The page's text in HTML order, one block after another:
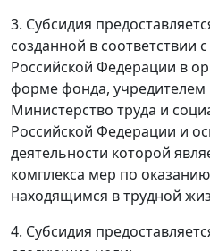
3. Субсидия
созданной в соответствии
Российской Федерации в
форме фонда, учредителем
Министерство труда и
Российской Федерации и
деятельности которой
комплекса мер по
находящимся в трудной
4. Субсидия